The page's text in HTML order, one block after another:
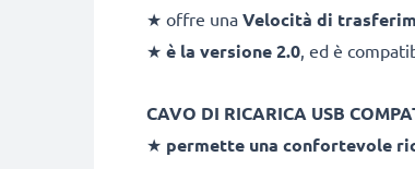
★ offre una Velocità di
★ è la versione 2.0, ed è
CAVO DI RICARICA USB
★ permette una confortevole